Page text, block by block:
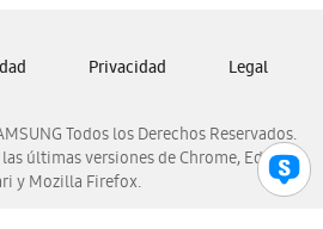
Venezuela
Todos los Derechos Reservados.
últimas versiones de Chrome, Edge,
y Mozilla Firefox.
Privacidad Legal